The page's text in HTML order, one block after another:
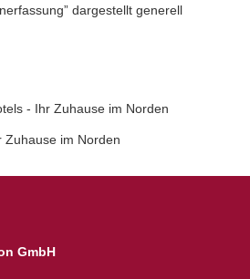
dargestellt generell
GmbH